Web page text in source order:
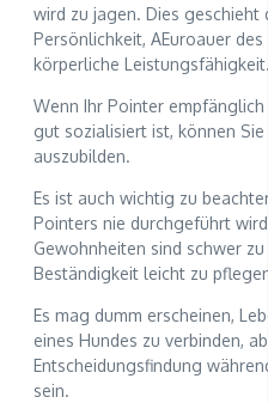
wird zu jagen. Dies geschieht
Persönlichkeit, AEuroauer
körperliche Leistungsfähigkeit.
Wenn Ihr Pointer
gut sozialisiert ist, können
auszubilden.
Es ist auch wichtig zu
Pointers nie durchgeführt
Gewohnheiten sind schwer
Beständigkeit leicht zu
Es mag dumm erscheinen,
eines Hundes zu verbinden,
Entscheidungsfindung
sein.